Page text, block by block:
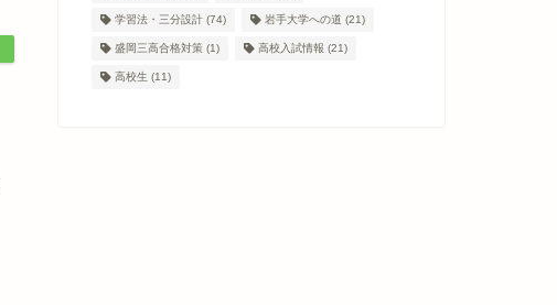
学習法・三分設計(74) 岩手大学への道 (21)
盛岡三高合格対策 (1) 高校入試情報 (21)
高校生 (11)